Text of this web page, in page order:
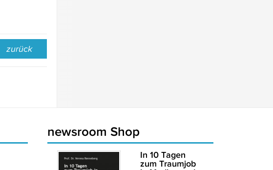
zurück
newsroom Shop
In 10 Tagen
zum Traumjob